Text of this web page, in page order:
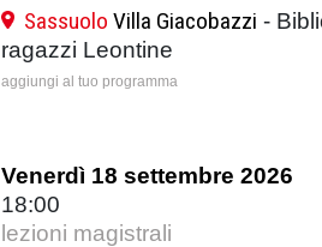
Sassuolo Villa Giacobazzi -
ragazzi Leontine
aggiungi al tuo programma
Venerdì 18 settembre 2026
18:00
lezioni magistrali